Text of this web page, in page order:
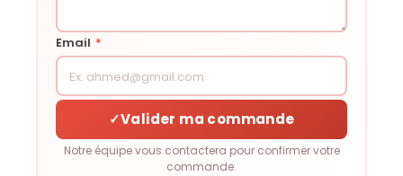
Email *
✓Valider ma commande
Notre équipe vous contactera pour confirmer votre
commande.